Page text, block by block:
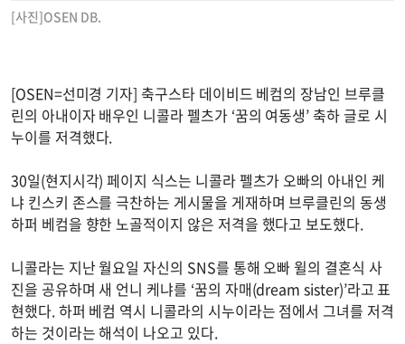
[사진]OSEN DB.
[OSEN=선미경 기자] 축구스타 데이비드 베컴의 장남인 브루클
린의 아내이자 배우인 니콜라 펠츠가 ‘꿈의 여동생’ 축하 글로 시
누이를 저격했다.
30일(현지시각) 페이지 식스는 니콜라 펠츠가 오빠의 아내인 케
냐 킨스키 존스를 극찬하는 게시물을 게재하며 브루클린의 동생
하퍼 베컴을 향한 노골적이지 않은 저격을 했다고 보도했다.
니콜라는 지난 월요일 자신의 SNS를 통해 오빠 윌의 결혼식 사
진을 공유하며 새 언니 케냐를 ‘꿈의 자매(dream sister)’라고 표
현했다. 하퍼 베컴 역시 니콜라의 시누이라는 점에서 그녀를 저격
하는 것이라는 해석이 나오고 있다.